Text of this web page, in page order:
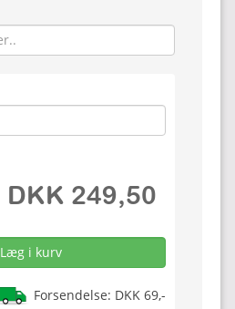
DKK 249,50
Forsendelse: DKK 69,-